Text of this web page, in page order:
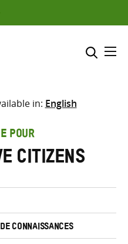
Sélectionner l’emplacement
in: English
POUR
citizens
CONNAISSANCES